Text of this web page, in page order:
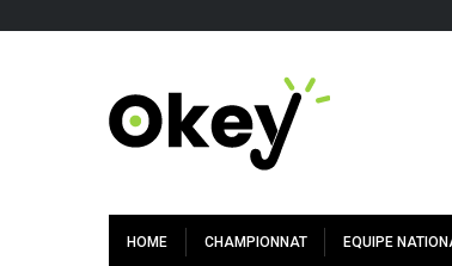
HOME CHAMPIONNAT EQUIPE